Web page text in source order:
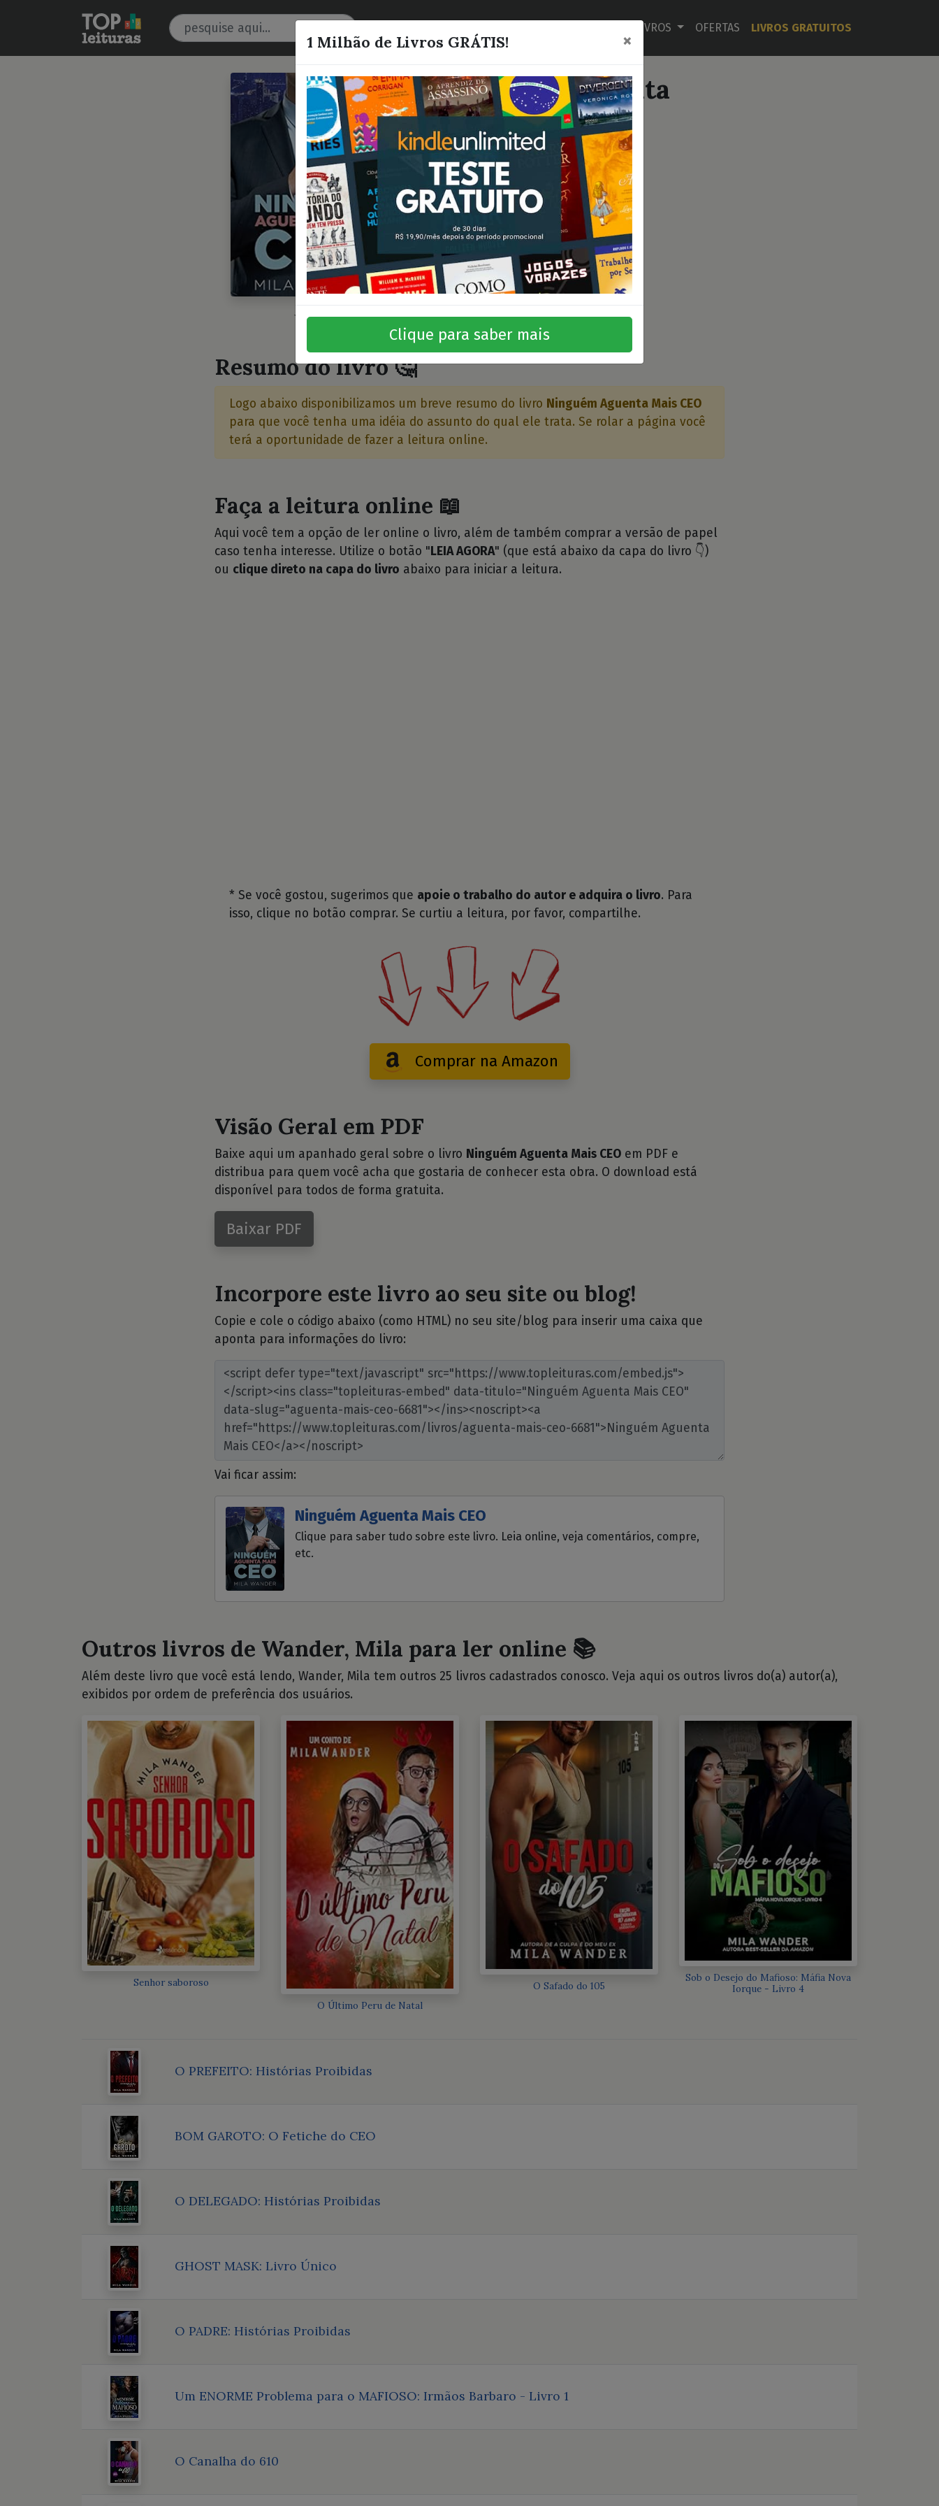
LIVROS OFERTAS LIVROS GRATUITOS
⭐⭐⭐⭐⭐
Ninguém Aguenta
Mais CEO
Wander, Mila
Quero este livro!
Resumo do livro 🤔
Logo abaixo disponibilizamos um breve resumo do livro Ninguém Aguenta Mais CEO
para que você tenha uma idéia do assunto do qual ele trata. Se rolar a página você
terá a oportunidade de fazer a leitura online.
Faça a leitura online 📖
Aqui você tem a opção de ler online o livro, além de também comprar a versão de papel
caso tenha interesse. Utilize o botão " LEIA AGORA" (que está abaixo da capa do livro 👇)
ou clique direto na capa do livro abaixo para iniciar a leitura.
* Se você gostou, sugerimos que apoie o trabalho do autor e adquira o livro. Para
isso, clique no botão comprar. Se curtiu a leitura, por favor, compartilhe.
Comprar na Amazon
Visão Geral em PDF
Baixe aqui um apanhado geral sobre o livro Ninguém Aguenta Mais CEO em PDF e
distribua para quem você acha que gostaria de conhecer esta obra. O download está
disponível para todos de forma gratuita.
Baixar PDF
Incorpore este livro ao seu site ou blog!
Copie e cole o código abaixo (como HTML) no seu site/blog para inserir uma caixa que
aponta para informações do livro:
Vai ficar assim:
Ninguém Aguenta Mais CEO
Clique para saber tudo sobre este livro. Leia online, veja comentários, compre,
etc.
Outros livros de Wander, Mila para ler online 📚
Além deste livro que você está lendo, Wander, Mila tem outros 25 livros cadastrados conosco. Veja aqui os outros livros do(a) autor(a),
exibidos por ordem de preferência dos usuários.
Senhor saboroso
O Último Peru de Natal
O Safado do 105
Sob o Desejo do Mafioso: Máfia Nova
Iorque - Livro 4
O PREFEITO: Histórias Proibidas
BOM GAROTO: O Fetiche do CEO
O DELEGADO: Histórias Proibidas
GHOST MASK: Livro Único
O PADRE: Histórias Proibidas
Um ENORME Problema para o MAFIOSO: Irmãos Barbaro - Livro 1
O Canalha do 610
1 Milhão de Livros GRÁTIS! ×
Clique para saber mais